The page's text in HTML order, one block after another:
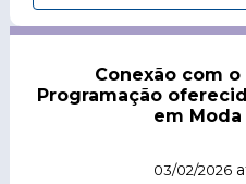
Conexão com
Programação
em
03/02/2026